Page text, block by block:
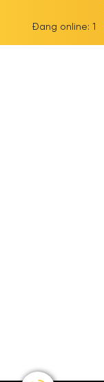
Đang online: 1